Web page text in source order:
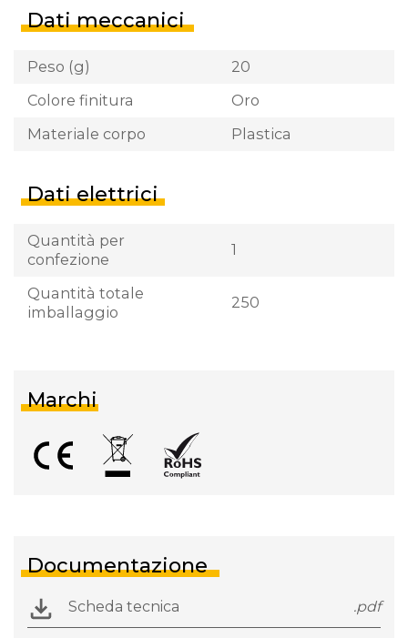
Dati meccanici
Peso (g)
20
Colore finitura
Oro
Materiale corpo
Plastica
Dati elettrici
Quantità per
confezione
1
Quantità totale
imballaggio
250
Marchi
Documentazione
Scheda tecnica .pdf